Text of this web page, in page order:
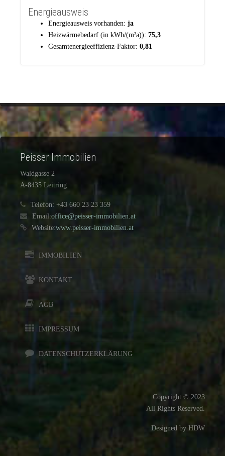
Energieausweis
Energieausweis vorhanden: ja
Heizwärmebedarf (in kWh/(m²a)): 75,3
Gesamtenergieeffizienz-Faktor: 0,81
Peisser Immobilien
Waldgasse 2
A-8435 Leitring
Telefon: +43 660 23 23 359
Email:office@peisser-immobilien.at
Website:www.peisser-immobilien.at
IMMOBILIEN
KONTAKT
AGB
IMPRESSUM
DATENSCHUTZERKLÄRUNG
Copyright © 2023
All Rights Reserved.
Designed by HDW